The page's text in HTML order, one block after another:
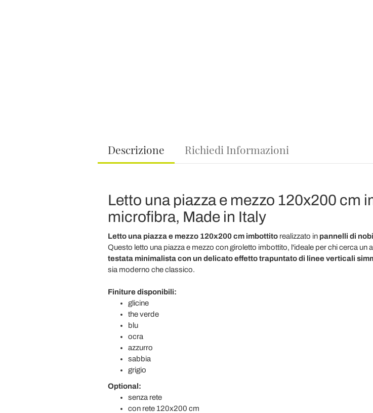
Descrizione Richiedi Informazioni
Letto una piazza e mezzo 120x200 cm
microfibra, Made in Italy
Letto una piazza e mezzo 120x200 cm imbottitorealizzato in pannelli di
Questo letto una piazza e mezzo con giroletto imbottito, l'ideale per chi cerca
testata minimalista con un delicato effetto trapuntato di linee verticali
sia moderno che classico.
Finiture disponibili:
glicine
the verde
blu
ocra
azzurro
sabbia
grigio
Optional:
senza rete
con rete 120x200 cm